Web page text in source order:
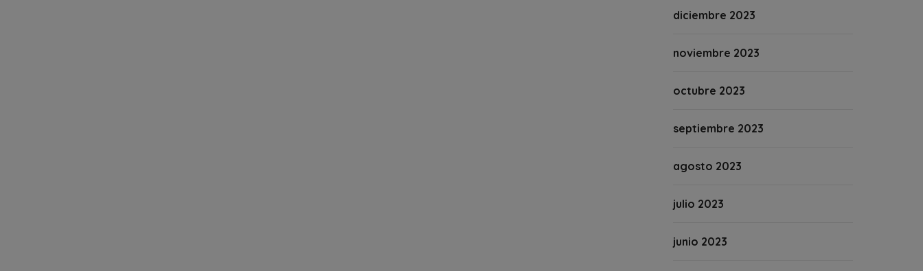
diciembre 2023
noviembre 2023
octubre 2023
septiembre 2023
agosto 2023
julio 2023
junio 2023